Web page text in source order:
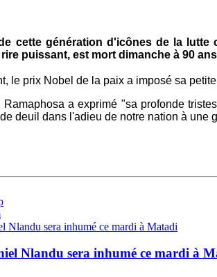
cette génération d'icônes de la
puissant, est mort dimanche à 90
le prix Nobel de la paix a imposé sa
Ramaphosa a exprimé "sa profonde
deuil dans l'adieu de notre nation à une
Nlandu sera inhumé ce mardi à